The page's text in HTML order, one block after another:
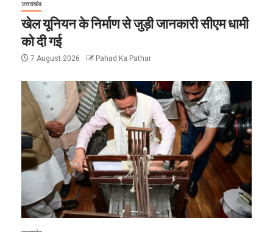
उत्तराखंड
खेल यूनियन के निर्माण से जुड़ी जानकारी सीएम धामी
को दी गई
7 August 2026 Pahad Ka Pathar